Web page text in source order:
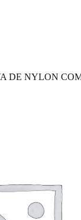
DE NYLON